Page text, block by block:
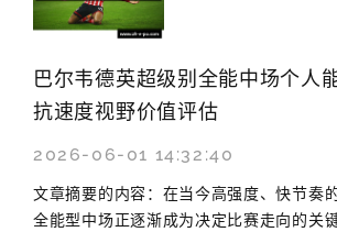
巴尔韦德英超级别全能中场个人
抗速度视野价值评估
2026-06-01 14:32:40
文章摘要的内容：在当今高强度、快节奏
全能型中场正逐渐成为决定比赛走向的关